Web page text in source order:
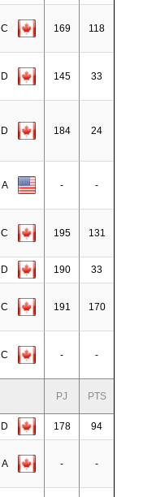
C 169 118
D 145 33
D 184 24
A - -
C 195 131
D 190 33
C 191 170
C - -
PJ PTS
D 178 94
A - -